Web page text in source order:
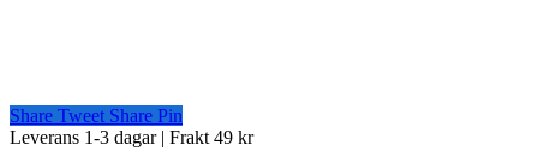
Share Tweet Share Pin
Close
Leverans 1-3 dagar | Frakt 49 kr